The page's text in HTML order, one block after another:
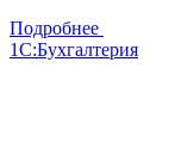
Подробнее
1С:Бухгалтерия